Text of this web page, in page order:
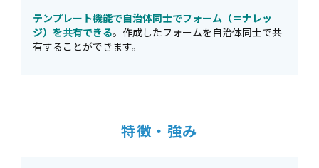
テンプレート機能で自治体同士でフォーム（＝ナレッ
ジ）を共有できる。作成したフォームを自治体同士で共
有することができます。
特徴・強み